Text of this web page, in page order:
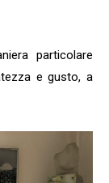
particolare
e gusto, a